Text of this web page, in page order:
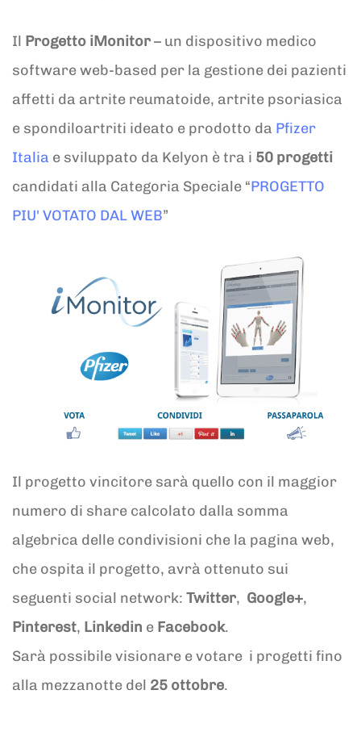
Il Progetto iMonitor– un dispositivo medico
software web-based per la gestione dei pazienti
affetti da artrite reumatoide, artrite psoriasica
e spondiloartriti ideato e prodotto da Pfizer
Italia e sviluppato da Kelyon è tra i 50 progetti
candidati alla Categoria Speciale “PROGETTO
PIU' VOTATO DAL WEB”
Il progetto vincitore sarà quello con il maggior
numero di share calcolato dalla somma
algebrica delle condivisioni che la pagina web,
che ospita il progetto, avrà ottenuto sui
seguenti social network: Twitter, Google+,
Pinterest, Linkedin e Facebook.
Sarà possibile visionare e votare i progetti fino
alla mezzanotte del 25 ottobre.